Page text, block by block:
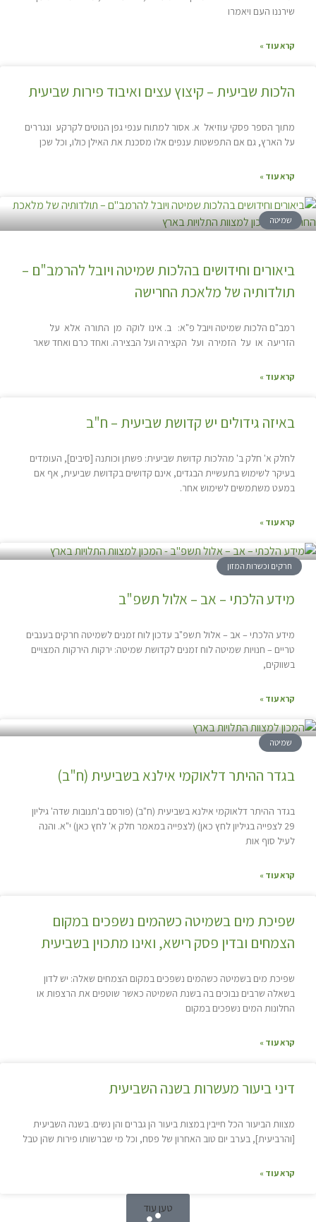
שירננו העם ויאמרו
קרא עוד »
הלכות שביעית – קיצוץ עצים ואיבוד פירות שביעית
מתוך הספר פסקי עוזיאל א. אסור למתוח ענפי גפן הנוטים לקרקע ונגררים
על הארץ, גם אם התפשטות ענפים אלו מסכנת את האילן כולו, וכל שכן
קרא עוד »
שמיטה
ביאורים וחידושים בהלכות שמיטה ויובל להרמב"ם –
תולדותיה של מלאכת החרישה
רמב"ם הלכות שמיטה ויובל פ"א: ב. אינו לוקה מן התורה אלא על
הזריעה או על הזמירה ועל הקצירה ועל הבצירה. ואחד כרם ואחד שאר
קרא עוד »
באיזה גידולים יש קדושת שביעית – ח"ב
לחלק א' חלק ב' מהלכות קדושת שביעית: פשתן וכותנה [סיבים], העומדים
בעיקר לשימוש בתעשיית הבגדים, אינם קדושים בקדושת שביעית, אף אם
במעט משתמשים לשימוש אחר.
קרא עוד »
חרקים וכשרות המזון
מידע הלכתי – אב – אלול תשפ"ב
מידע הלכתי – אב – אלול תשפ"ב עדכון לוח זמנים לשמיטה חרקים בענבים
טריים – חנויות שמיטה לוח זמנים לקדושת שמיטה: ירקות הירקות המצויים
בשווקים,
קרא עוד »
שמיטה
בגדר ההיתר דלאוקמי אילנא בשביעית (ח"ב)
בגדר ההיתר דלאוקמי אילנא בשביעית (ח"ב) (פורסם ב'תנובות שדה' גיליון
29 לצפייה בגיליון לחץ כאן) (לצפייה במאמר חלק א' לחץ כאן) י"א. והנה
לעיל סוף אות
קרא עוד »
שפיכת מים בשמיטה כשהמים נשפכים במקום
הצמחים ובדין פסק רישא, ואינו מתכוין בשביעית
שפיכת מים בשמיטה כשהמים נשפכים במקום הצמחים שאלה: יש לדון
בשאלה שרבים נבוכים בה בשנת השמיטה כאשר שוטפים את הרצפות או
החלונות המים נשפכים במקום
קרא עוד »
דיני ביעור מעשרות בשנה השביעית
מצוות הביעור הכל חייבין במצות ביעור הן גברים והן נשים. בשנה השביעית
[והרביעית], בערב יום טוב האחרון של פסח, וכל מי שברשותו פירות שהן טבל
קרא עוד »
טען עוד